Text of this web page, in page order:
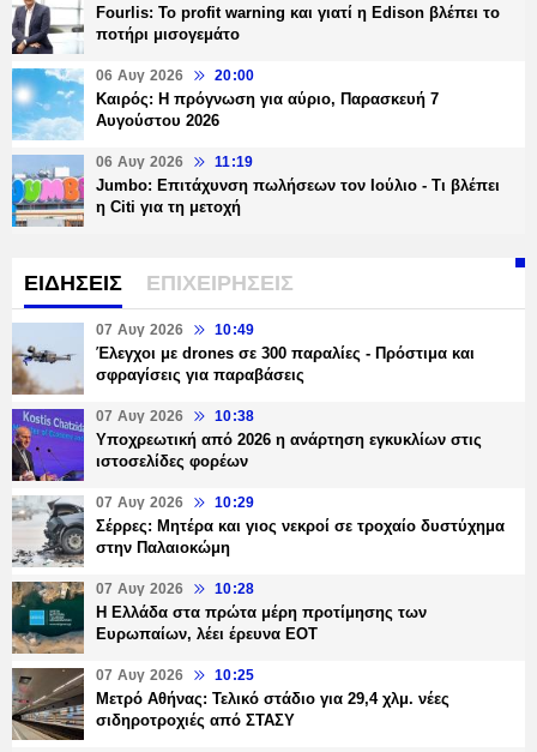
Fourlis: Το profit warning και γιατί η Edison βλέπει το
ποτήρι μισογεμάτο
06 Αυγ 2026 20:00
Καιρός: Η πρόγνωση για αύριο, Παρασκευή 7
Αυγούστου 2026
06 Αυγ 2026 11:19
Jumbo: Επιτάχυνση πωλήσεων τον Ιούλιο - Τι βλέπει
η Citi για τη μετοχή
ΕΙΔΗΣΕΙΣ ΕΠΙΧΕΙΡΗΣΕΙΣ
07 Αυγ 2026 10:49
Έλεγχοι με drones σε 300 παραλίες - Πρόστιμα και
σφραγίσεις για παραβάσεις
07 Αυγ 2026 10:38
Υποχρεωτική από 2026 η ανάρτηση εγκυκλίων στις
ιστοσελίδες φορέων
07 Αυγ 2026 10:29
Σέρρες: Μητέρα και γιος νεκροί σε τροχαίο δυστύχημα
στην Παλαιοκώμη
07 Αυγ 2026 10:28
Η Ελλάδα στα πρώτα μέρη προτίμησης των
Ευρωπαίων, λέει έρευνα ΕΟΤ
07 Αυγ 2026 10:25
Μετρό Αθήνας: Τελικό στάδιο για 29,4 χλμ. νέες
σιδηροτροχιές από ΣΤΑΣΥ